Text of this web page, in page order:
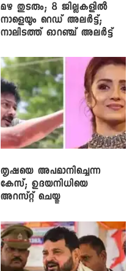
മഴ തുടരും; 8 ജില്ലകളിൽ
നാളെയും റെഡ് അലർട്ട്;
നാലിടത്ത് ഓറഞ്ച് അലർട്ട്
തൃഷയെ അപമാനിച്ചെന്ന
കേസ്; ഉദയനിധിയെ
അറസ്റ്റ് ചെയ്തു